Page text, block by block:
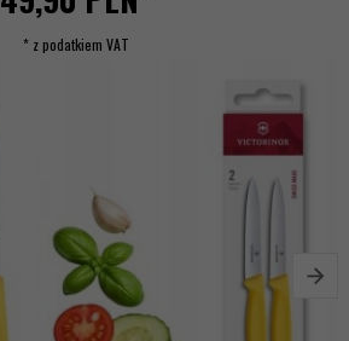
* z podatkiem VAT